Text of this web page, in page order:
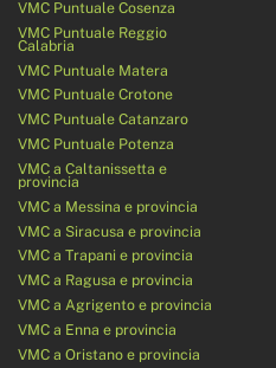
VMC Puntuale Cosenza
VMC Puntuale Reggio
Calabria
VMC Puntuale Matera
VMC Puntuale Crotone
VMC Puntuale Catanzaro
VMC Puntuale Potenza
VMC a Caltanissetta e
provincia
VMC a Messina e provincia
VMC a Siracusa e provincia
VMC a Trapani e provincia
VMC a Ragusa e provincia
VMC a Agrigento e provincia
VMC a Enna e provincia
VMC a Oristano e provincia